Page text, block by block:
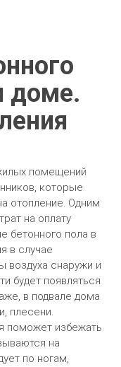
доме.
помещений
которые
отопление. Одним
на оплату
бетонного пола в
в случае
воздуха снаружи и
будет появляться
в подвале дома
плесени.
поможет избежать
на
по ногам,